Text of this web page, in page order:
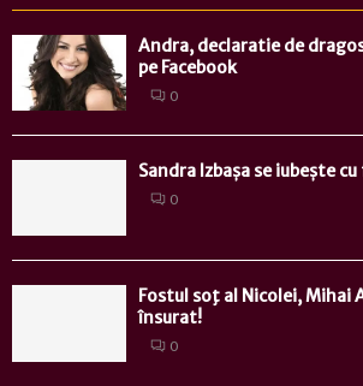
Andra, declaratie de
pe Facebook
0
Sandra Izbașa se iubește
0
Fostul soţ al Nicolei, Mihai
însurat!
0